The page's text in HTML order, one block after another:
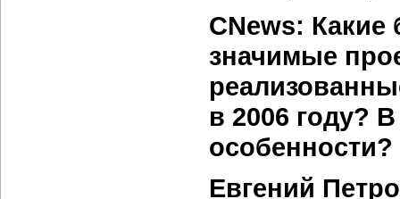
CNews:
значимые
в 2006 году?
особенности?
Евгений